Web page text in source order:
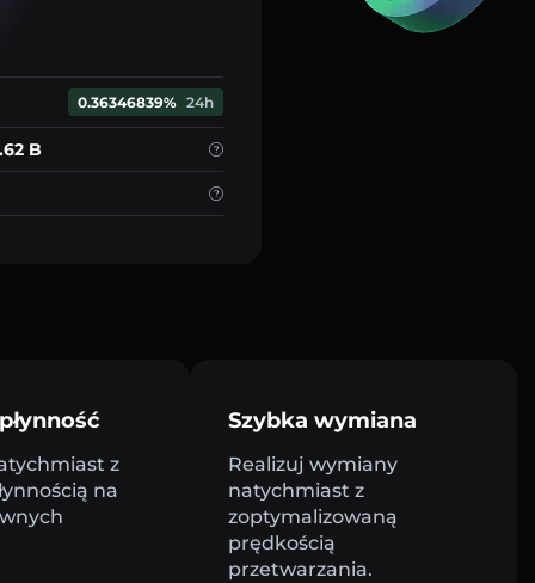
0.36346839% 24h
B
z
na
Szybka wymiana
Realizuj wymiany
natychmiast z
zoptymalizowaną
prędkością
przetwarzania.